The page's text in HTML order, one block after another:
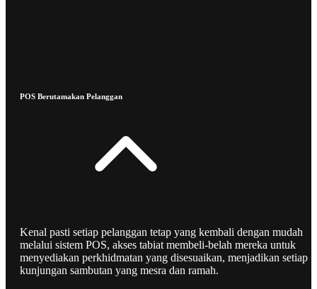
POS Berutamakan Pelanggan
Kenal pasti setiap pelanggan tetap yang kembali dengan mudah
melalui sistem POS, akses tabiat membeli-belah mereka untuk
menyediakan perkhidmatan yang disesuaikan, menjadikan setiap
kunjungan sambutan yang mesra dan ramah.